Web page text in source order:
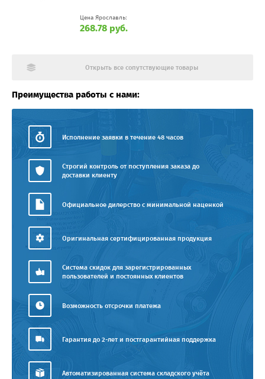
Цена Ярославль:
268.78 руб.
Открыть все сопутствующие товары
Преимущества работы с нами:
Исполнение заявки в течение 48 часов
Строгий контроль от поступления заказа до
доставки клиенту
Официальное дилерство с минимальной наценкой
Оригинальная сертифицированная продукция
Система скидок для зарегистрированных
пользователей и постоянных клиентов
Возможность отсрочки платежа
Гарантия до 2-лет и постгарантийная поддержка
Автоматизированная система складского учёта